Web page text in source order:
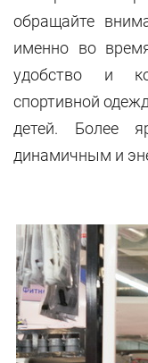
обращайте
именно во
удобство и
спортивной
детей. Более
динамичным и